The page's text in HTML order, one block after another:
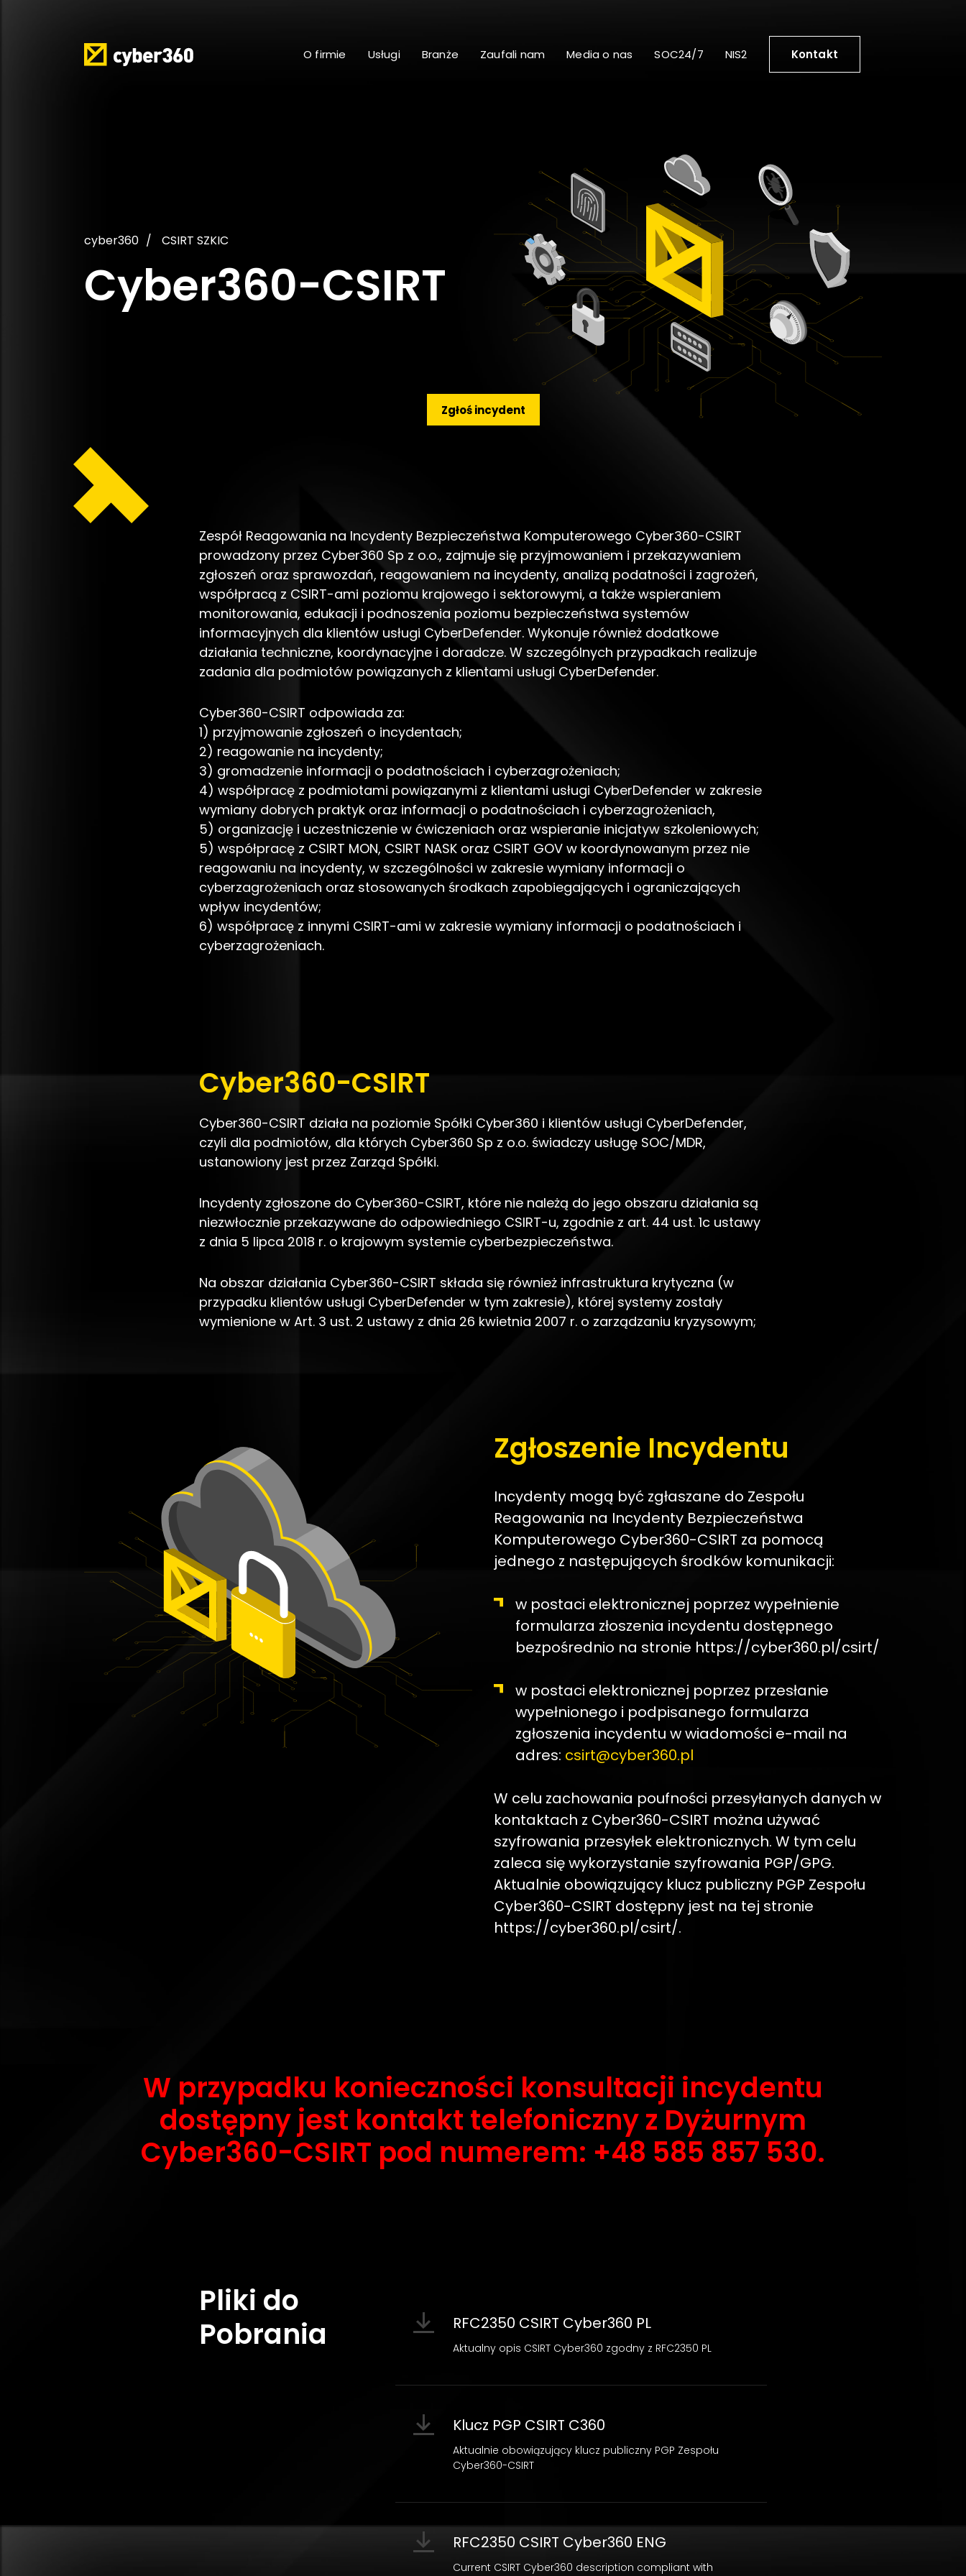
O firmie Usługi Branże Zaufali nam Media o nas SOC24/7 NIS2 Kontakt
cyber360 CSIRT SZKIC
Cyber360-CSIRT
Zgłoś incydent
Zespół Reagowania na Incydenty Bezpieczeństwa Komputerowego Cyber360-CSIRT
prowadzony przez Cyber360 Sp z o.o., zajmuje się przyjmowaniem i przekazywaniem
zgłoszeń oraz sprawozdań, reagowaniem na incydenty, analizą podatności i zagrożeń,
współpracą z CSIRT-ami poziomu krajowego i sektorowymi, a także wspieraniem
monitorowania, edukacji i podnoszenia poziomu bezpieczeństwa systemów
informacyjnych dla klientów usługi CyberDefender. Wykonuje również dodatkowe
działania techniczne, koordynacyjne i doradcze. W szczególnych przypadkach realizuje
zadania dla podmiotów powiązanych z klientami usługi CyberDefender.
Cyber360-CSIRT odpowiada za:
1) przyjmowanie zgłoszeń o incydentach;
2) reagowanie na incydenty;
3) gromadzenie informacji o podatnościach i cyberzagrożeniach;
4) współpracę z podmiotami powiązanymi z klientami usługi CyberDefender w zakresie
wymiany dobrych praktyk oraz informacji o podatnościach i cyberzagrożeniach,
5) organizację i uczestniczenie w ćwiczeniach oraz wspieranie inicjatyw szkoleniowych;
5) współpracę z CSIRT MON, CSIRT NASK oraz CSIRT GOV w koordynowanym przez nie
reagowaniu na incydenty, w szczególności w zakresie wymiany informacji o
cyberzagrożeniach oraz stosowanych środkach zapobiegających i ograniczających
wpływ incydentów;
6) współpracę z innymi CSIRT-ami w zakresie wymiany informacji o podatnościach i
cyberzagrożeniach.
Cyber360-CSIRT
Cyber360-CSIRT działa na poziomie Spółki Cyber360 i klientów usługi CyberDefender,
czyli dla podmiotów, dla których Cyber360 Sp z o.o. świadczy usługę SOC/MDR,
ustanowiony jest przez Zarząd Spółki.
Incydenty zgłoszone do Cyber360-CSIRT, które nie należą do jego obszaru działania są
niezwłocznie przekazywane do odpowiedniego CSIRT-u, zgodnie z art. 44 ust. 1c ustawy
z dnia 5 lipca 2018 r. o krajowym systemie cyberbezpieczeństwa.
Na obszar działania Cyber360-CSIRT składa się również infrastruktura krytyczna (w
przypadku klientów usługi CyberDefender w tym zakresie), której systemy zostały
wymienione w Art. 3 ust. 2 ustawy z dnia 26 kwietnia 2007 r. o zarządzaniu kryzysowym;
Zgłoszenie Incydentu
Incydenty mogą być zgłaszane do Zespołu
Reagowania na Incydenty Bezpieczeństwa
Komputerowego Cyber360-CSIRT za pomocą
jednego z następujących środków komunikacji:
w postaci elektronicznej poprzez wypełnienie
formularza złoszenia incydentu dostępnego
bezpośrednio na stronie https://cyber360.pl/csirt/
w postaci elektronicznej poprzez przesłanie
wypełnionego i podpisanego formularza
zgłoszenia incydentu w wiadomości e-mail na
adres: csirt@cyber360.pl
W celu zachowania poufności przesyłanych danych w
kontaktach z Cyber360-CSIRT można używać
szyfrowania przesyłek elektronicznych. W tym celu
zaleca się wykorzystanie szyfrowania PGP/GPG.
Aktualnie obowiązujący klucz publiczny PGP Zespołu
Cyber360-CSIRT dostępny jest na tej stronie
https://cyber360.pl/csirt/.
W przypadku konieczności konsultacji incydentu
dostępny jest kontakt telefoniczny z Dyżurnym
Cyber360-CSIRT pod numerem: +48 585 857 530.
Pliki do
Pobrania
RFC2350 CSIRT Cyber360 PL
Aktualny opis CSIRT Cyber360 zgodny z RFC2350 PL
Klucz PGP CSIRT C360
Aktualnie obowiązujący klucz publiczny PGP Zespołu
Cyber360-CSIRT
RFC2350 CSIRT Cyber360 ENG
Current CSIRT Cyber360 description compliant with